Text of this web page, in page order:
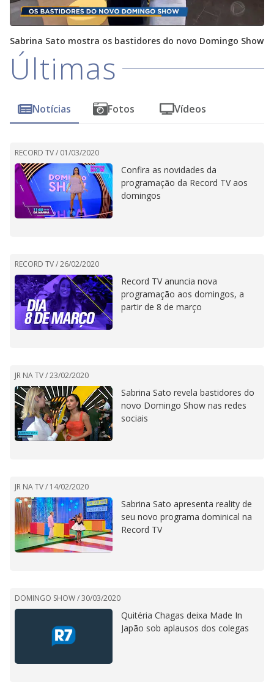
Sabrina Sato mostra os bastidores do novo Domingo Show
Últimas
Notícias Fotos Vídeos
RECORD TV / 01/03/2020
Confira as novidades da
programação da Record TV aos
domingos
RECORD TV /26/02/2020
Record TV anuncia nova
programação aos domingos, a
partir de 8 de março
JR NA TV /23/02/2020
Sabrina Sato revela bastidores do
novo Domingo Show nas redes
sociais
JR NA TV / 14/02/2020
Sabrina Sato apresenta reality de
seu novo programa dominical na
Record TV
DOMINGO SHOW /30/03/2020
Quitéria Chagas deixa Made In
Japão sob aplausos dos colegas